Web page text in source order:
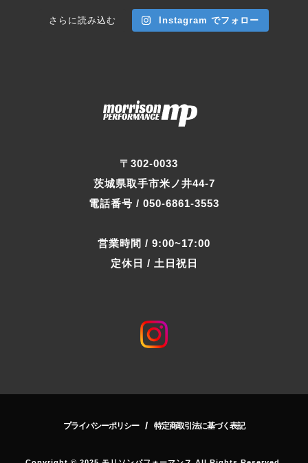
〒302-0033
茨城県取手市米ノ井44-7
電話番号 / 050-6861-3553
営業時間 / 9:00~17:00
定休日 / 土日祝日
さらに読み込む Instagram でフォロー
プライバシーポリシー / 特定商取引法に基づく表記